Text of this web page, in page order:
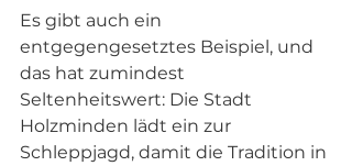
Es gibt auch ein
entgegengesetztes Beispiel, und
das hat zumindest
Seltenheitswert: Die Stadt
Holzminden lädt ein zur
Schleppjagd, damit die Tradition in